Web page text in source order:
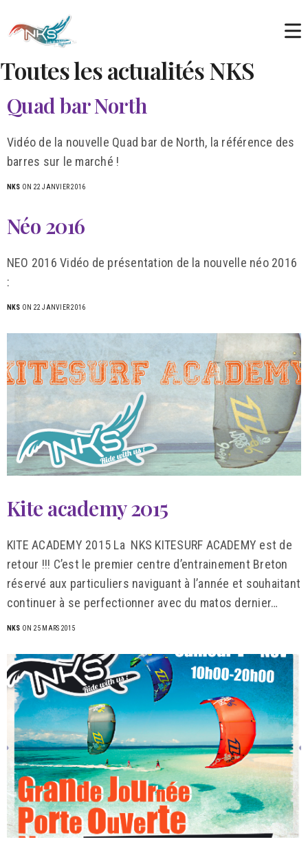
Toutes les actualités NKS
Quad bar North
Vidéo de la nouvelle Quad bar de North, la référence des
barres sur le marché !
NKS ON 22 JANVIER 2016
Néo 2016
NEO 2016 Vidéo de présentation de la nouvelle néo 2016
:
NKS ON 22 JANVIER 2016
Kite academy 2015
KITE ACADEMY 2015 La NKS KITESURF ACADEMY est de
retour !!! C’est le premier centre d’entrainement Breton
réservé aux particuliers naviguant à l’année et souhaitant
continuer à se perfectionner avec du matos dernier…
NKS ON 25 MARS 2015